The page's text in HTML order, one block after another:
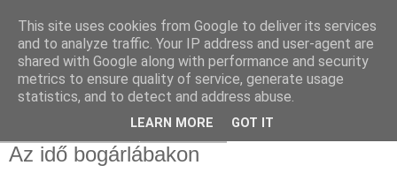
Az idő bogárlábakon
This site uses cookies from Google to deliver its services
and to analyze traffic. Your IP address and user-agent are
shared with Google along with performance and security
metrics to ensure quality of service, generate usage
statistics, and to detect and address abuse.
LEARN MORE GOT IT